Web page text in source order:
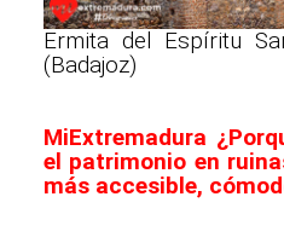
Ermita del Espíritu
(Badajoz)
MiExtremadura
el patrimonio en
más accesible,